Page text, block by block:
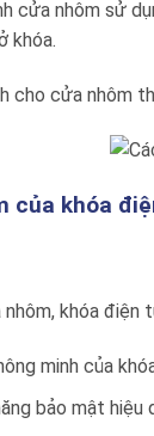
cửa nhôm sử
khóa.
cho cửa nhôm
của khóa
nhôm, khóa
minh của
bảo mật hiệu